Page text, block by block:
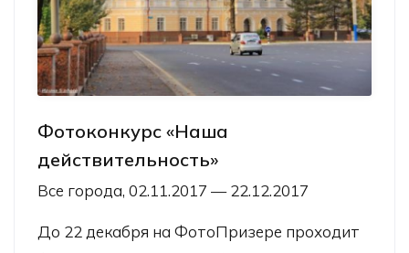
Фотоконкурс «Наша
действительность»
Все города, 02.11.2017 — 22.12.2017
До 22 декабря на ФотоПризере проходит